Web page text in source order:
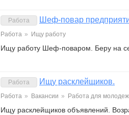
Работа Шеф-повар
Работа » Ищу работу
Ищу работу Шеф-поваром. Беру на
Работа Ищу расклейщиков.
Работа » Вакансии » Работа для
Ищу расклейщиков объявлений.